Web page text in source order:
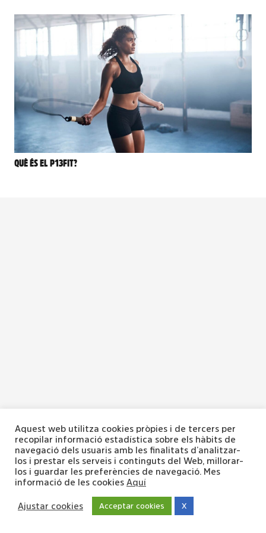
QUÈ ÉS EL P13FIT?
Aquest web utilitza cookies pròpies i de tercers per
recopilar informació estadística sobre els hàbits de
navegació dels usuaris amb les finalitats d’analitzar-
los i prestar els serveis i continguts del Web, millorar-
los i guardar les preferències de navegació. Mes
informació de les cookies Aquí
Ajustar cookies Acceptar cookies X